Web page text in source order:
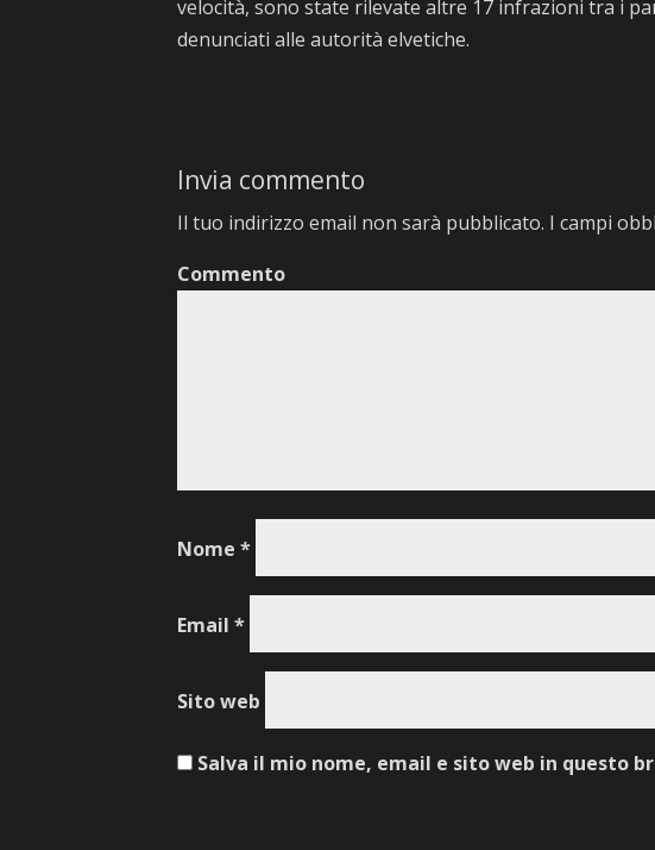
velocità, sono state rilevate altre 17 infrazioni tra i
denunciati alle autorità elvetiche.
Invia commento
Il tuo indirizzo email non sarà pubblicato. I campi
Commento
Nome*
Email*
Sito web
Salva il mio nome, email e sito web in questo